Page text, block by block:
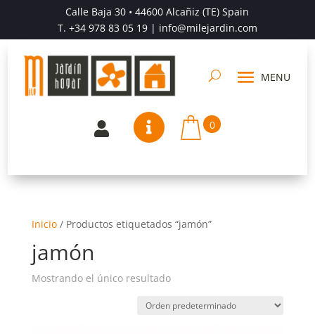
Calle Baja 30 • 44600 Alcañiz (TE) Spain
T. +34 978 83 05 19| info@milejardin.com
  0
Inicio/ Productos etiquetados “jamón”
jamón
Mostrando el único resultado